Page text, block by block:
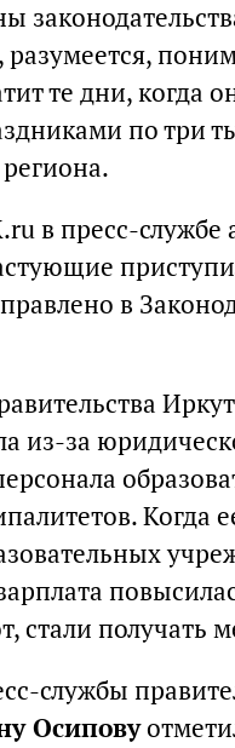
разумеется,
те дни, когда
по три
в пресс-
в
из-за
Когда
стали получать
службы
Осипову